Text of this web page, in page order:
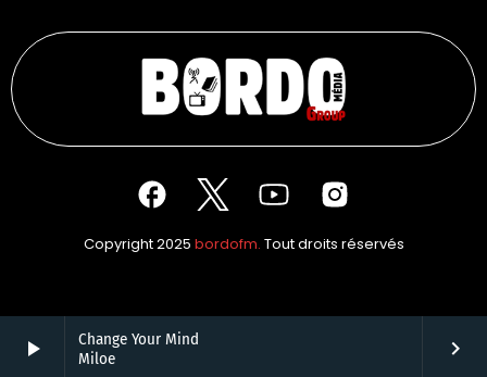
play_arrow
Change Your Mind
Miloe
keyboard_arrow_right
Copyright 2025 bordofm. Tout droits réservés